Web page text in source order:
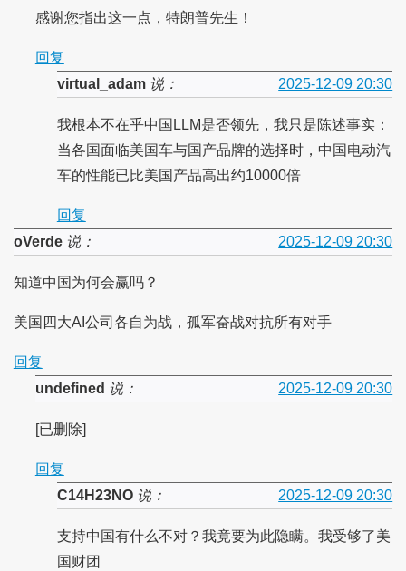
感谢您指出这一点，特朗普先生！
回复
virtual_adam说： 2025-12-09 20:30
我根本不在乎中国LLM是否领先，我只是陈述事实：
当各国面临美国车与国产品牌的选择时，中国电动汽
车的性能已比美国产品高出约10000倍
回复
oVerde说： 2025-12-09 20:30
知道中国为何会赢吗？
美国四大AI公司各自为战，孤军奋战对抗所有对手
回复
undefined 说： 2025-12-09 20:30
[已删除]
回复
C14H23NO说： 2025-12-09 20:30
支持中国有什么不对？我竟要为此隐瞒。我受够了美
国财团